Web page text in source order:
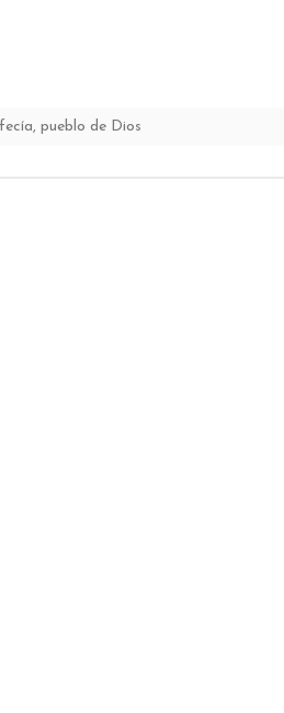
, pueblo de Dios